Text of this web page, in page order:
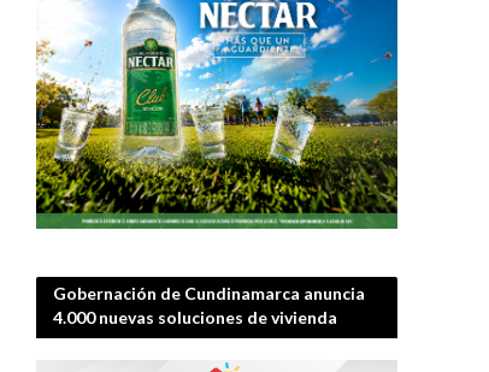
Gobernación de Cundinamarca anuncia
4.000 nuevas soluciones de vivienda